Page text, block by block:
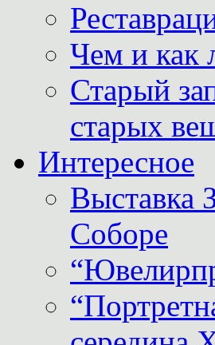
Чем и как
Старый
старых
Интересное
Соборе